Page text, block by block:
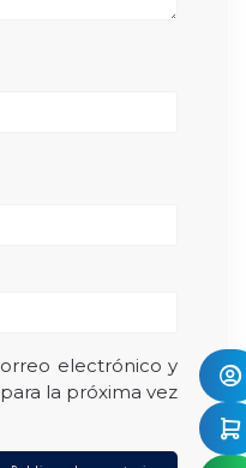
electrónico y
la próxima vez